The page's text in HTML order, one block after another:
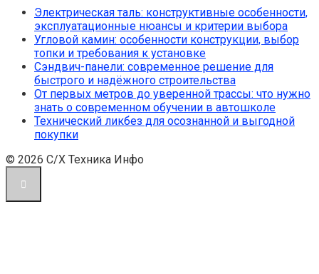
Электрическая таль: конструктивные особенности,
эксплуатационные нюансы и критерии выбора
Угловой камин: особенности конструкции, выбор
топки и требования к установке
Сэндвич-панели: современное решение для
быстрого и надёжного строительства
От первых метров до уверенной трассы: что нужно
знать о современном обучении в автошколе
Технический ликбез для осознанной и выгодной
покупки
© 2026 С/Х Техника Инфо